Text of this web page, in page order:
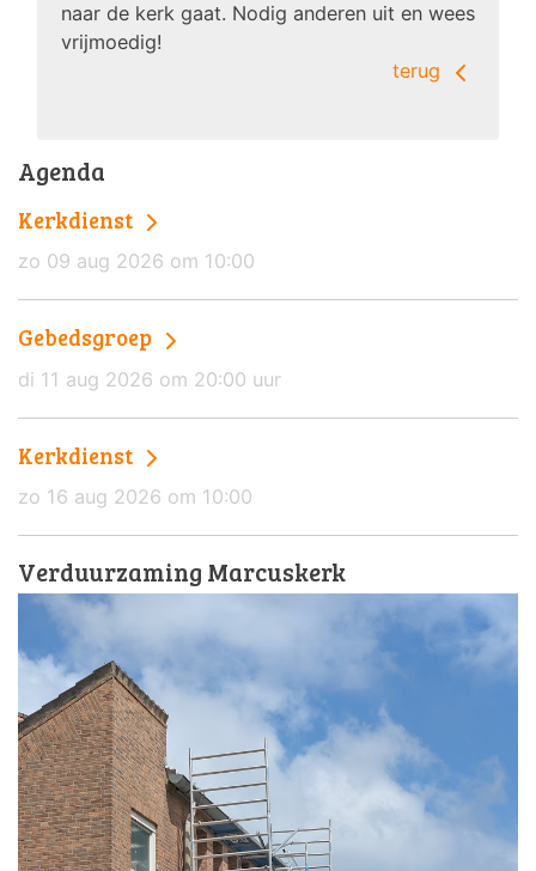
naar de kerk gaat. Nodig anderen uit en wees
vrijmoedig!
terug
Agenda
Kerkdienst
zo 09 aug 2026 om 10:00
Gebedsgroep
di 11 aug 2026 om 20:00 uur
Kerkdienst
zo 16 aug 2026 om 10:00
Verduurzaming Marcuskerk